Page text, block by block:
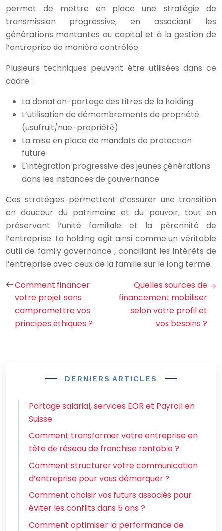
permet de mettre en place une stratégie de
transmission progressive, en associant les
générations montantes au capital et à la gestion de
l’entreprise de manière contrôlée.
Plusieurs techniques peuvent être utilisées dans ce
cadre :
La donation-partage des titres de la holding
L’utilisation de démembrements de propriété
(usufruit/nue-propriété)
La mise en place de mandats de protection
future
L’intégration progressive des jeunes générations
dans les instances de gouvernance
Ces stratégies permettent d’assurer une transition
en douceur du patrimoine et du pouvoir, tout en
préservant l’unité familiale et la pérennité de
l’entreprise. La holding agit ainsi comme un véritable
outil de family governance , conciliant les intérêts de
l’entreprise avec ceux de la famille sur le long terme.
Comment financer
votre projet sans
compromettre vos
principes éthiques ?
Quelles sources de
financement mobiliser
selon votre profil et
vos besoins ?
DERNIERS ARTICLES
Portage salarial, services EOR et Payroll en
Suisse
Comment transformer votre entreprise en
tête de réseau de franchise rentable ?
Comment structurer votre communication
d’entreprise pour vous démarquer ?
Comment choisir vos futurs associés pour
éviter les conflits dans 5 ans ?
Comment optimiser la performance de